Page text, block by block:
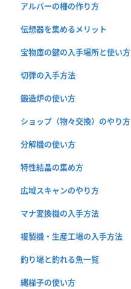
アルバーの柵の作り方
伝想器を集めるメリット
宝物庫の鍵の入手場所と使い方
切弾の入手方法
鍛造炉の使い方
ショップ（物々交換）のやり方
分解機の使い方
特性結晶の集め方
広域スキャンのやり方
マナ変換機の入手方法
複製機・生産工場の入手方法
釣り場と釣れる魚一覧
縄梯子の使い方